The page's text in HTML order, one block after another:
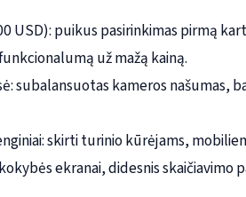
USD): puikus pasirinkimas pirmą
už mažą kainą.
subalansuotas kameros našumas,
skirti turinio kūrėjams,
ekranai, didesnis skaičiavimo